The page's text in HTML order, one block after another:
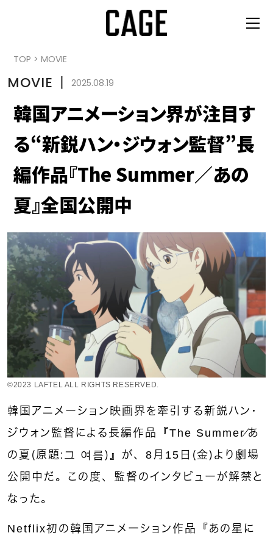
TOP > MOVIE
MOVIE 丨 2025.08.19
韓国アニメーション界が注目す
る“新鋭ハン・ジウォン監督”長
編作品『The Summer／あの
夏』全国公開中
©2023 LAFTEL ALL RIGHTS RESERVED.
韓国アニメーション映画界を牽引する新鋭ハン・
ジウォン監督による長編作品『The Summer／あ
の夏（原題：그 여름）』が、8月15日（金）より劇場
公開中だ。この度、監督のインタビューが解禁と
なった。
Netflix初の韓国アニメーション作品『あの星に